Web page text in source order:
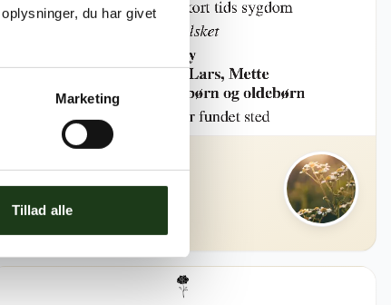
du har givet
Marketing
Tillad alle
19. juli 1941
8. juli 2026 i Skanderborg